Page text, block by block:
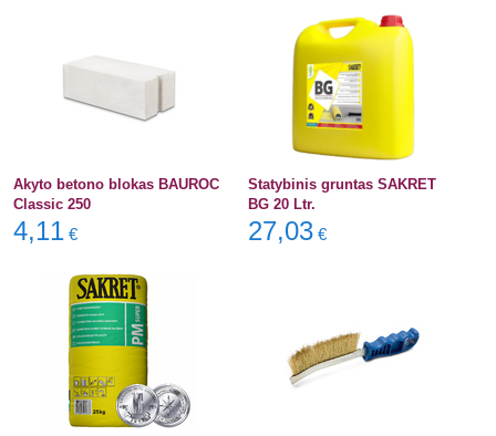
Akyto betono blokas BAUROC
Classic 250
4,11 €
Statybinis gruntas SAKRET
BG 20 Ltr.
27,03 €